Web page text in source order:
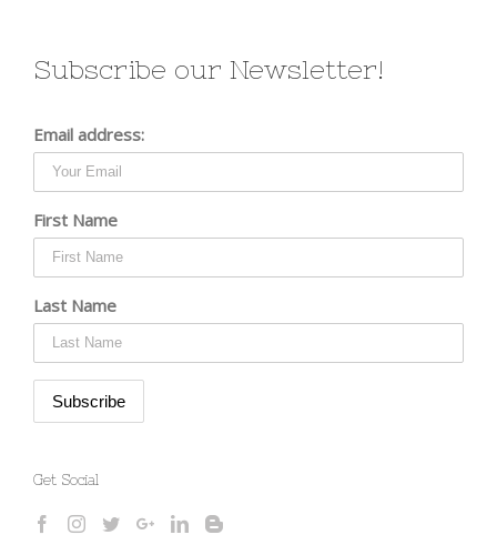
Subscribe our Newsletter!
Email address:
First Name
Last Name
Get Social